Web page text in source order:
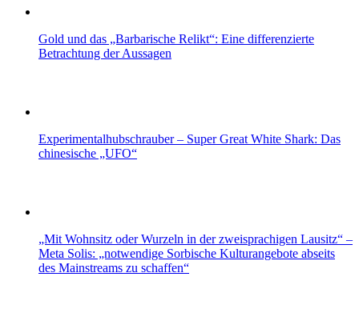
Gold und das „Barbarische Relikt“: Eine differenzierte
Betrachtung der Aussagen
Experimentalhubschrauber – Super Great White Shark: Das
chinesische „UFO“
„Mit Wohnsitz oder Wurzeln in der zweisprachigen Lausitz“ –
Meta Solis: „notwendige Sorbische Kulturangebote abseits
des Mainstreams zu schaffen“